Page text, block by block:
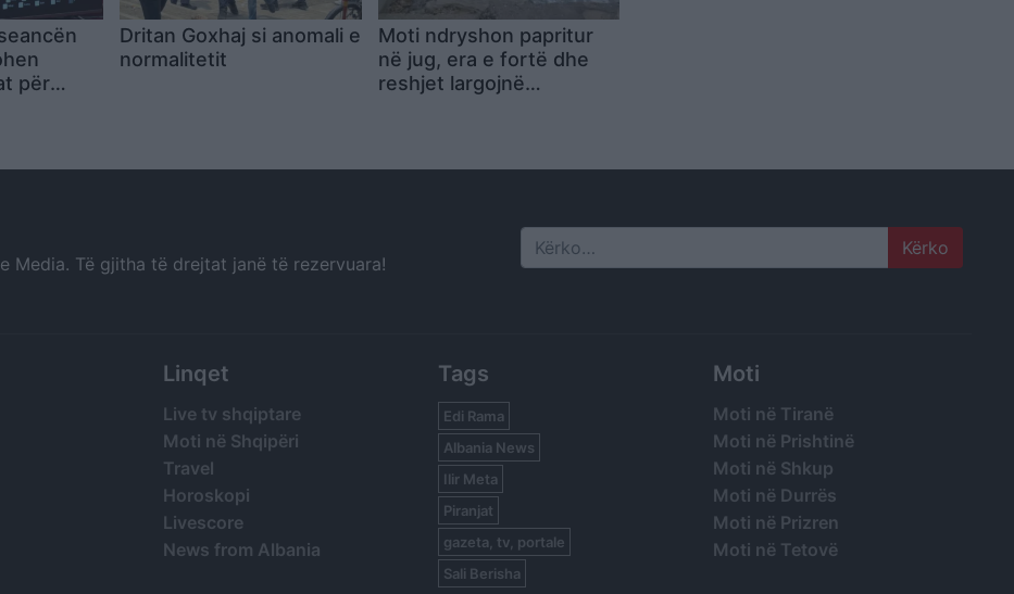
për
Dritan Goxhaj si anomali e
normalitetit
Moti ndryshon papritur
në jug, era e fortë dhe
reshjet largojnë
Media. Të gjitha të drejtat janë të rezervuara! Search
Linqet
Live tv shqiptare
Moti në Shqipëri
Travel
Horoskopi
Livescore
News from Albania
Tags
Edi Rama
Albania News
Ilir Meta
Piranjat
gazeta, tv, portale
Sali Berisha
Moti
Moti në Tiranë
Moti në Prishtinë
Moti në Shkup
Moti në Durrës
Moti në Prizren
Moti në Tetovë